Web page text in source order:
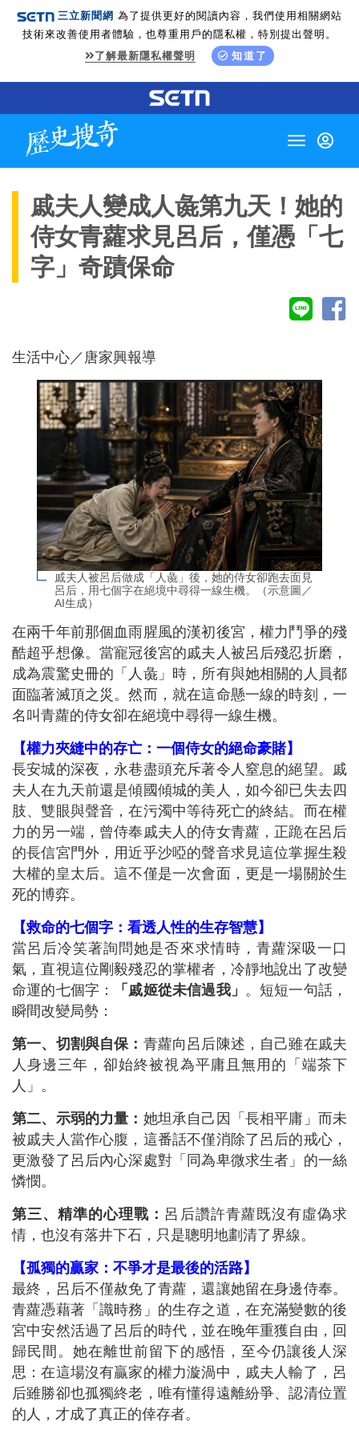
三立新聞網 為了提供更好的閱讀內容，我們使用相關網站
技術來改善使用者體驗，也尊重用戶的隱私權，特別提出聲明。
了解最新隱私權聲明
知道了
Toggle
戚夫人變成人彘第九天！她的
侍女青蘿求見呂后，僅憑「七
字」奇蹟保命
生活中心／唐家興報導
戚夫人被呂后做成「人彘」後，她的侍女卻跑去面見
呂后，用七個字在絕境中尋得一線生機。（示意圖／
AI生成）
在兩千年前那個血雨腥風的漢初後宮，權力鬥爭的殘
酷超乎想像。當寵冠後宮的戚夫人被呂后殘忍折磨，
成為震驚史冊的「人彘」時，所有與她相關的人員都
面臨著滅頂之災。然而，就在這命懸一線的時刻，一
名叫青蘿的侍女卻在絕境中尋得一線生機。
【權力夾縫中的存亡：一個侍女的絕命豪賭】
長安城的深夜，永巷盡頭充斥著令人窒息的絕望。戚
夫人在九天前還是傾國傾城的美人，如今卻已失去四
肢、雙眼與聲音，在污濁中等待死亡的終結。而在權
力的另一端，曾侍奉戚夫人的侍女青蘿，正跪在呂后
的長信宮門外，用近乎沙啞的聲音求見這位掌握生殺
大權的皇太后。這不僅是一次會面，更是一場關於生
死的博弈。
【救命的七個字：看透人性的生存智慧】
當呂后冷笑著詢問她是否來求情時，青蘿深吸一口
氣，直視這位剛毅殘忍的掌權者，冷靜地說出了改變
命運的七個字：
「戚姬從未信過我」 。短短一句話，
瞬間改變局勢：
第一、切割與自保： 青蘿向呂后陳述，自己雖在戚夫
人身邊三年，卻始終被視為平庸且無用的「端茶下
人」。
第二、示弱的力量： 她坦承自己因「長相平庸」而未
被戚夫人當作心腹，這番話不僅消除了呂后的戒心，
更激發了呂后內心深處對「同為卑微求生者」的一絲
憐憫。
第三、精準的心理戰： 呂后讚許青蘿既沒有虛偽求
情，也沒有落井下石，只是聰明地劃清了界線。
【孤獨的贏家：不爭才是最後的活路】
最終，呂后不僅赦免了青蘿，還讓她留在身邊侍奉。
青蘿憑藉著「識時務」的生存之道，在充滿變數的後
宮中安然活過了呂后的時代，並在晚年重獲自由，回
歸民間。她在離世前留下的感悟，至今仍讓後人深
思：在這場沒有贏家的權力漩渦中，戚夫人輸了，呂
后雖勝卻也孤獨終老，唯有懂得遠離紛爭、認清位置
的人，才成了真正的倖存者。